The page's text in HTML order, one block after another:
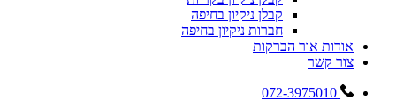
קבלן ניקיון בחיפה
חברות ניקיון בחיפה
אודות אור הברקות
צור קשר
072-3975010